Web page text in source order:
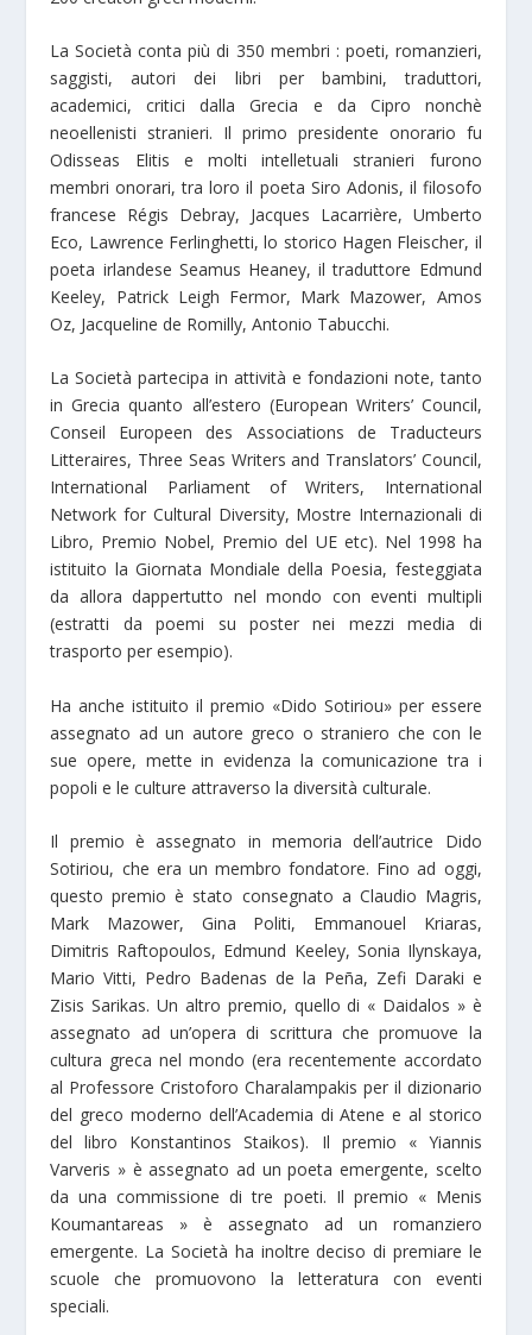
La Società conta più di 350 membri : poeti, romanzieri,
saggisti, autori dei libri per bambini, traduttori,
academici, critici dalla Grecia e da Cipro nonchè
neoellenisti stranieri. Il primo presidente onorario fu
Odisseas Elitis e molti intelletuali stranieri furono
membri onorari, tra loro il poeta Siro Adonis, il filosofo
francese Régis Debray, Jacques Lacarrière, Umberto
Eco, Lawrence Ferlinghetti, lo storico Hagen Fleischer, il
poeta irlandese Seamus Heaney, il traduttore Edmund
Keeley, Patrick Leigh Fermor, Mark Mazower, Amos
Oz, Jacqueline de Romilly, Αntonio Tabucchi.
La Società partecipa in attività e fondazioni note, tanto
in Grecia quanto all’estero (European Writers’ Council,
Conseil Europeen des Associations de Traducteurs
Litteraires, Three Seas Writers and Translators’ Council,
International Parliament of Writers, International
Network for Cultural Diversity, Mostre Internazionali di
Libro, Premio Nobel, Premio del UE etc). Nel 1998 ha
istituito la Giornata Mondiale della Poesia, festeggiata
da allora dappertutto nel mondo con eventi multipli
(estratti da poemi su poster nei mezzi media di
trasporto per esempio).
Ha anche istituito il premio «Dido Sotiriou» per essere
assegnato ad un autore greco o straniero che con le
sue opere, mette in evidenza la comunicazione tra i
popoli e le culture attraverso la diversità culturale.
Il premio è assegnato in memoria dell’autrice Dido
Sotiriou, che era un membro fondatore. Fino ad oggi,
questo premio è stato consegnato a Claudio Magris,
Μark Mazower, Gina Politi, Emmanouel Kriaras,
Dimitris Raftopoulos, Edmund Keeley, Sonia Ilynskaya,
Μario Vitti, Pedro Badenas de la Peña, Zefi Daraki e
Zisis Sarikas. Un altro premio, quello di « Daidalos » è
assegnato ad un’opera di scrittura che promuove la
cultura greca nel mondo (era recentemente accordato
al Professore Cristoforo Charalampakis per il dizionario
del greco moderno dell’Academia di Atene e al storico
del libro Konstantinos Staikos). Il premio « Yiannis
Varveris » è assegnato ad un poeta emergente, scelto
da una commissione di tre poeti. Il premio « Menis
Koumantareas » è assegnato ad un romanziero
emergente. La Società ha inoltre deciso di premiare le
scuole che promuovono la letteratura con eventi
speciali.